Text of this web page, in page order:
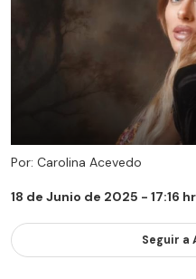
Por: Carolina Acevedo
18 de Junio de 2025 - 17:16
Seguir a